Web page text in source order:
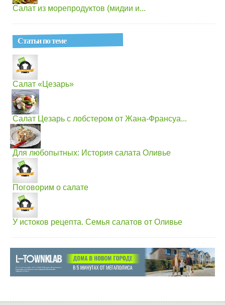
Салат из морепродуктов (мидии и...
Статьи по теме
Салат «Цезарь»
Салат Цезарь с лобстером от Жана-Франсуа...
Для любопытных: История салата Оливье
Поговорим о салате
У истоков рецепта. Семья салатов от Оливье